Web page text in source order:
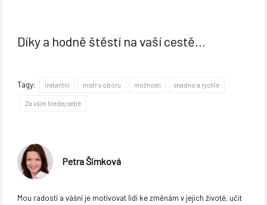
Díky a hodně štěstí na vaší cestě…
Tagy: instantní mistr v oboru možnosti snadno a rychle
Za vším hledej sebe
Petra Šimková
Mou radostí a vášní je motivovat lidi ke změnám v jejich životě, učit